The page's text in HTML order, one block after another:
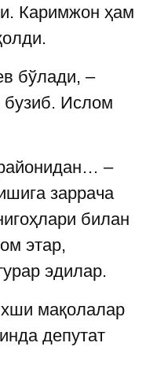
Каримжон ҳам
бўлади, –
бузиб. Ислом
–
заррача
билан
этар,
эдилар.
мақолалар
депутат